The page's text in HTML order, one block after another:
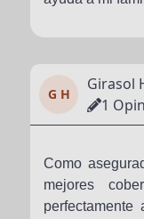
G H
Girasol
1
Como
mejores
perfectamente